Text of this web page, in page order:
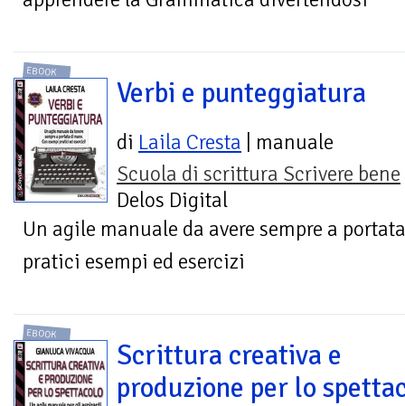
EBOOK
Verbi e punteggiatura
di Laila Cresta | manuale
Scuola di scrittura Scrivere bene
Delos Digital
Un agile manuale da avere sempre a
pratici esempi ed esercizi
EBOOK
Scrittura creativa e
produzione per lo